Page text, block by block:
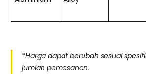
*Harga dapat berubah sesuai
jumlah pemesanan.